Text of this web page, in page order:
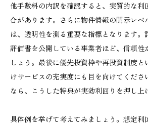
他手数料の内訳を確認すると、実質的な利
合があります。さらに物件情報の開示レベ
は、透明性を測る重要な指標となります。
評価書を公開している事業者ほど、信頼性
しょう。最後に優先投資枠や再投資制度と
けサービスの充実度にも目を向けてくださ
なら、こうした特典が実効利回りを押し上
具体例を挙げて考えてみましょう。想定